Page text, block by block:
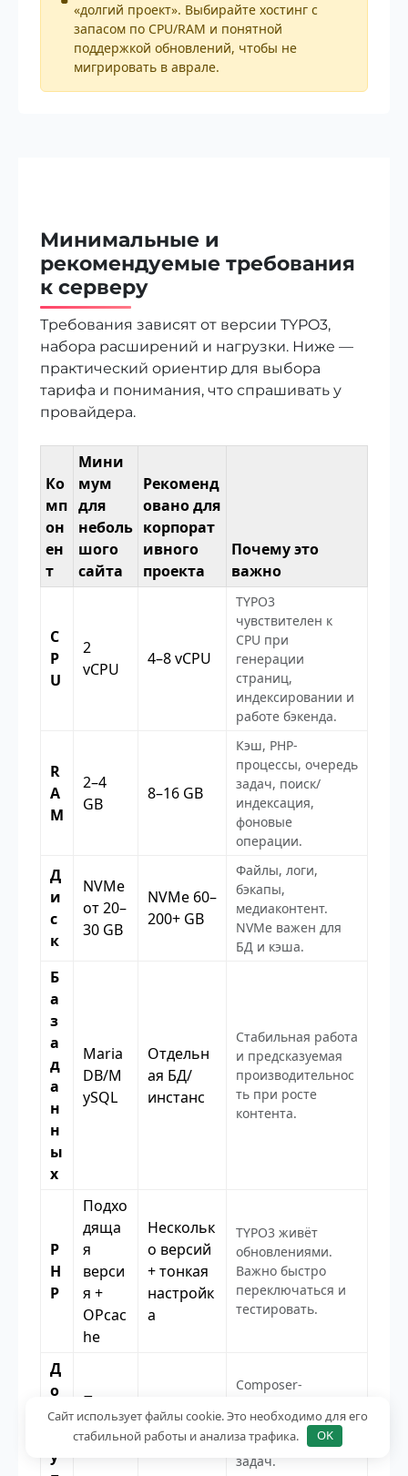
«долгий проект». Выбирайте хостинг с
запасом по CPU/RAM и понятной
поддержкой обновлений, чтобы не
мигрировать в аврале.
Минимальные и
рекомендуемые требования
к серверу
Требования зависят от версии TYPO3,
набора расширений и нагрузки. Ниже —
практический ориентир для выбора
тарифа и понимания, что спрашивать у
провайдера.
Ко
мп
он
ен
т
Мини
мум
для
неболь
шого
сайта
Рекоменд
овано для
корпорат
ивного
проекта
Почему это
важно
C
P
U
2
vCPU
4–8 vCPU
TYPO3
чувствителен к
CPU при
генерации
страниц,
индексировании и
работе бэкенда.
R
A
M
2–4
GB
8–16 GB
Кэш, PHP-
процессы, очередь
задач, поиск/
индексация,
фоновые
операции.
Д
и
с
к
NVMe
от 20–
30 GB
NVMe 60–
200+ GB
Файлы, логи,
бэкапы,
медиаконтент.
NVMe важен для
БД и кэша.
Б
а
з
а
д
а
н
н
ы
х
Maria
DB/M
ySQL
Отдельн
ая БД/
инстанс
Стабильная работа
и предсказуемая
производительнос
ть при росте
контента.
P
H
P
Подхо
дяща
я
верси
я +
OPcac
he
Нескольк
о версий
+ тонкая
настройк
а
TYPO3 живёт
обновлениями.
Важно быстро
переключаться и
тестировать.
Д
о
с
у
Панел
ь +
FTP
SSH +
cron + Git
Composer-
CLI-команды,
планировщик
задач.
Сайт использует файлы cookie. Это необходимо для его
стабильной работы и анализа трафика.
OK